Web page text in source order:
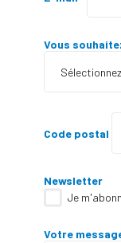
Vous
Code postal
Newsletter
Je
Votre